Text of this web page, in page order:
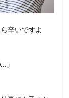
辛いですよ
」